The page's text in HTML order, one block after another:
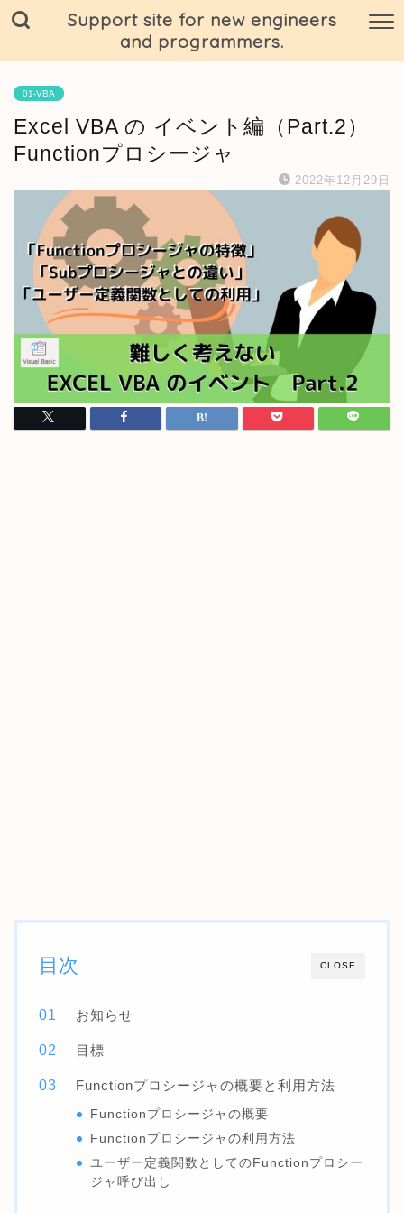
Support site for new engineers
and programmers.
01-VBA
Excel VBA の イベント編（Part.2）
Functionプロシージャ
2022年12月29日
CLOSE
目次
お知らせ
目標
Functionプロシージャの概要と利用方法
Functionプロシージャの概要
Functionプロシージャの利用方法
ユーザー定義関数としてのFunctionプロシー
ジャ呼び出し